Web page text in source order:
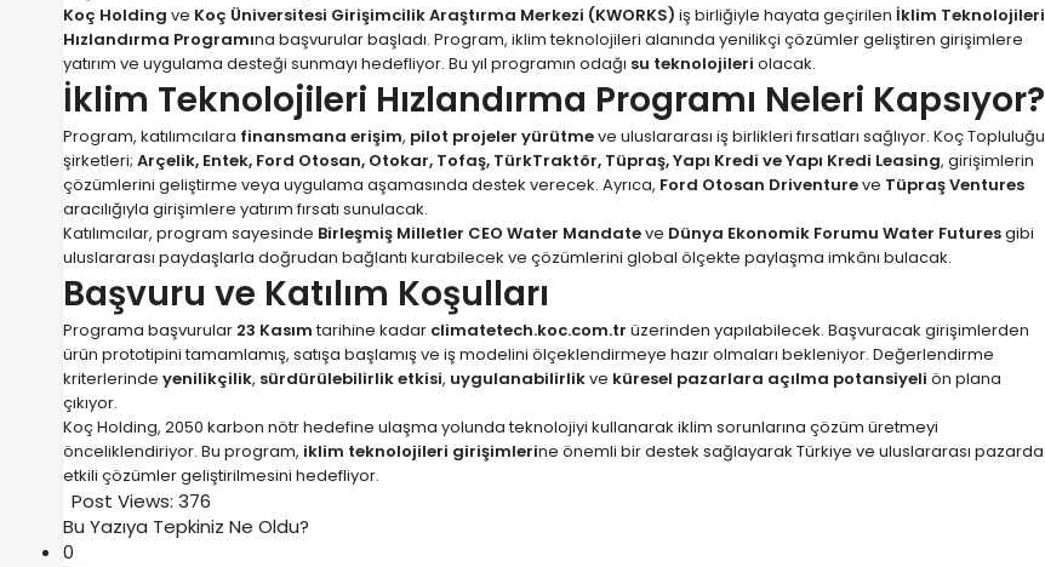
Koç Holding ve Koç Üniversitesi Girişimcilik Araştırma Merkezi (KWORKS) iş birliğiyle hayata geçirilen İklim Teknolojileri
Hızlandırma Programına başvurular başladı. Program, iklim teknolojileri alanında yenilikçi çözümler geliştiren girişimlere
yatırım ve uygulama desteği sunmayı hedefliyor. Bu yıl programın odağı su teknolojileri olacak.
İklim Teknolojileri Hızlandırma Programı Neleri Kapsıyor?
Program, katılımcılara finansmana erişim, pilot projeler yürütmeve uluslararası iş birlikleri fırsatları sağlıyor. Koç Topluluğu
şirketleri; Arçelik, Entek, Ford Otosan, Otokar, Tofaş, TürkTraktör, Tüpraş, Yapı Kredi ve Yapı Kredi Leasing, girişimlerin
çözümlerini geliştirme veya uygulama aşamasında destek verecek. Ayrıca, Ford Otosan Driventureve Tüpraş Ventures
aracılığıyla girişimlere yatırım fırsatı sunulacak.
Katılımcılar, program sayesinde Birleşmiş Milletler CEO Water Mandateve Dünya Ekonomik Forumu Water Futuresgibi
uluslararası paydaşlarla doğrudan bağlantı kurabilecek ve çözümlerini global ölçekte paylaşma imkânı bulacak.
Başvuru ve Katılım Koşulları
Programa başvurular 23 Kasımtarihine kadar climatetech.koc.com.tr üzerinden yapılabilecek. Başvuracak girişimlerden
ürün prototipini tamamlamış, satışa başlamış ve iş modelini ölçeklendirmeye hazır olmaları bekleniyor. Değerlendirme
kriterlerinde yenilikçilik, sürdürülebilirlik etkisi, uygulanabilirlikve küresel pazarlara açılma potansiyeli ön plana
çıkıyor.
Koç Holding, 2050 karbon nötr hedefine ulaşma yolunda teknolojiyi kullanarak iklim sorunlarına çözüm üretmeyi
önceliklendiriyor. Bu program, iklim teknolojileri girişimlerine önemli bir destek sağlayarak Türkiye ve uluslararası pazarda
etkili çözümler geliştirilmesini hedefliyor.
Post Views: 376
Bu Yazıya Tepkiniz Ne Oldu?
0